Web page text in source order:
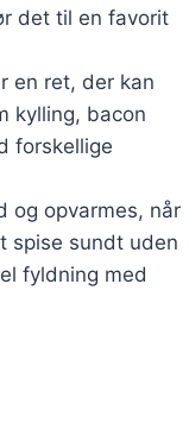
det til en favorit
en ret, der kan
kylling, bacon
forskellige
og opvarmes, når
spise sundt uden
fyldning med